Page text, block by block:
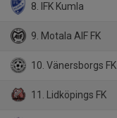
8. IFK Kumla
9. Motala AIF FK
10. Vänersborgs FK
11. Lidköpings FK